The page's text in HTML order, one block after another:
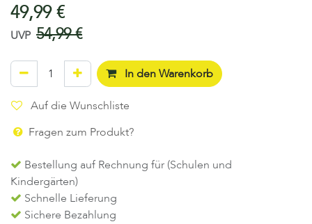
49,99€
UVP 54,99€
In den Warenkorb
Auf die Wunschliste
Fragen zum Produkt?
Bestellung auf Rechnung für (Schulen und
Kindergärten)
Schnelle Lieferung
Sichere Bezahlung